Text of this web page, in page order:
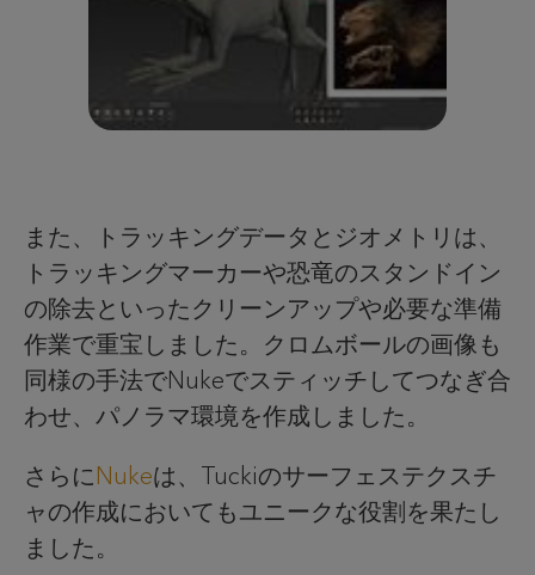
また、トラッキングデータとジオメトリは、
トラッキングマーカーや恐竜のスタンドイン
の除去といったクリーンアップや必要な準備
作業で重宝しました。クロムボールの画像も
同様の手法でNukeでスティッチしてつなぎ合
わせ、パノラマ環境を作成しました。
さらにNukeは、Tuckiのサーフェステクスチ
ャの作成においてもユニークな役割を果たし
ました。